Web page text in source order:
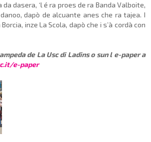
dasera, ‘l é ra proes de ra Banda Valboite,
dapò de alcuante anes che ra tajea. I
inze La Scola, dapò che i s’à cordà con
de La Usc di Ladins o sun l e-paper a
e-paper